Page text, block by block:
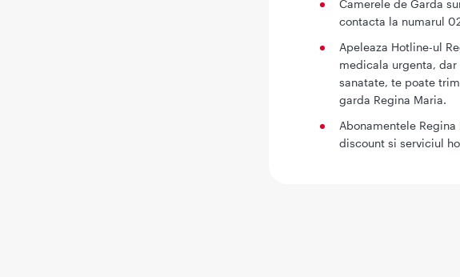
Camerele de Garda
contacta la numarul
Apeleaza Hotline-ul
medicala urgenta,
sanatate, te poate
garda Regina Maria.
Abonamentele
discount si serviciul